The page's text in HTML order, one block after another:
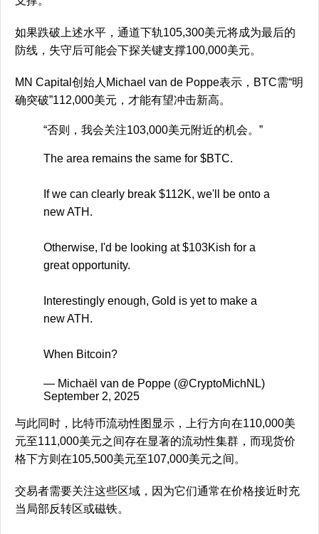
如果跌破上述水平，通道下轨105,300美元将成为最后的
防线，失守后可能会下探关键支撑100,000美元。
MN Capital创始人Michael van de Poppe表示，BTC需“明
确突破”112,000美元，才能有望冲击新高。
“否则，我会关注103,000美元附近的机会。”
The area remains the same for $BTC.
If we can clearly break $112K, we'll be onto a
new ATH.
Otherwise, I'd be looking at $103Kish for a
great opportunity.
Interestingly enough, Gold is yet to make a
new ATH.
When Bitcoin?
— Michaël van de Poppe (@CryptoMichNL)
September 2, 2025
与此同时，比特币流动性图显示，上行方向在110,000美
元至111,000美元之间存在显著的流动性集群，而现货价
格下方则在105,500美元至107,000美元之间。
交易者需要关注这些区域，因为它们通常在价格接近时充
当局部反转区或磁铁。